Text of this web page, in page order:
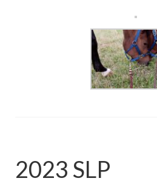
2023 SLP